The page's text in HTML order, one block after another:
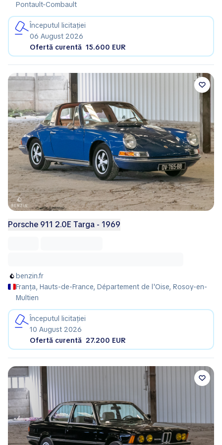
Pontault-Combault
Începutul licitației
06 August 2026
Ofertă curentă 15.600 EUR
Porsche 911 2.0E Targa - 1969
benzin.fr
Franța, Hauts-de-France, Département de l'Oise, Rosoy-en-
Multien
Începutul licitației
10 August 2026
Ofertă curentă 27.200 EUR